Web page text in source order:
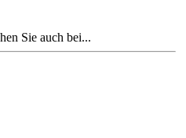
Sie auch bei...